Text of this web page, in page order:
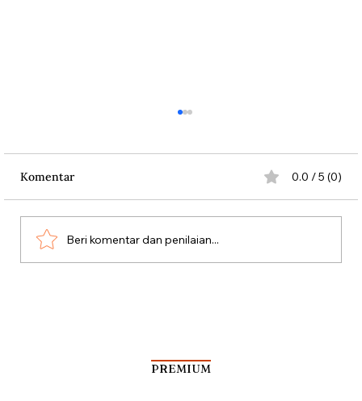
Komentar 0.0 / 5 (0)
Beri komentar dan penilaian...
PREMIUM